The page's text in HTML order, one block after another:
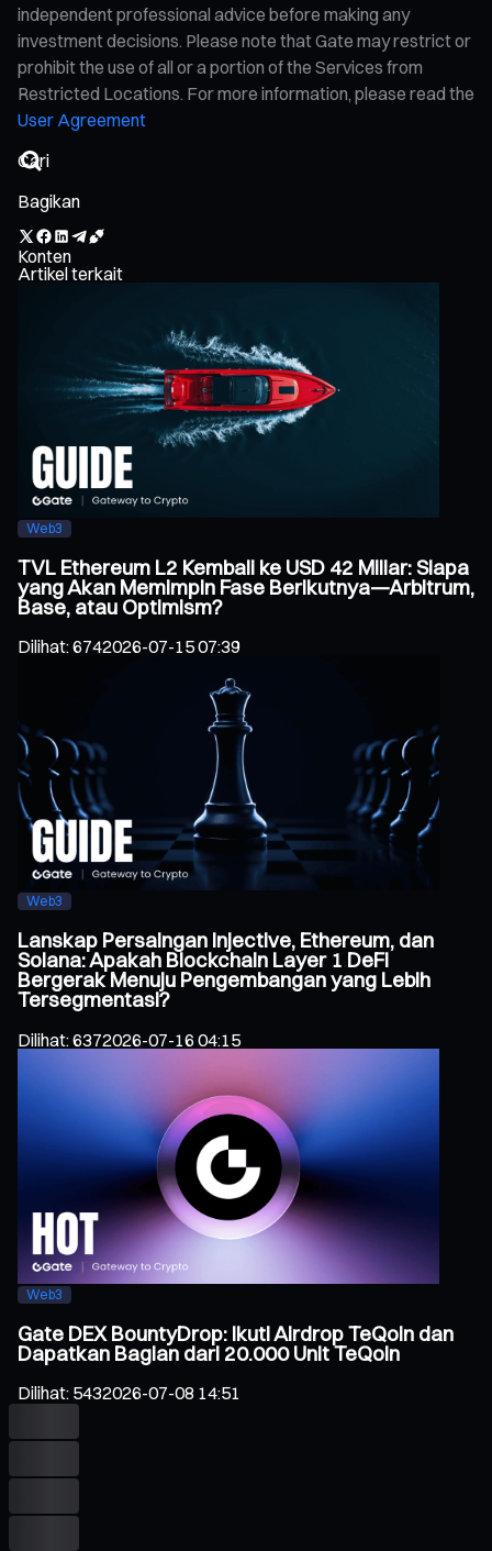
independent professional advice before making any
investment decisions. Please note that Gate may restrict or
prohibit the use of all or a portion of the Services from
Restricted Locations. For more information, please read the
User Agreement
Bagikan
Konten
Artikel terkait
Web3
TVL Ethereum L2 Kembali ke USD 42 Miliar: Siapa
yang Akan Memimpin Fase Berikutnya—Arbitrum,
Base, atau Optimism?
Dilihat:6742026-07-15 07:39
Web3
Lanskap Persaingan Injective, Ethereum, dan
Solana: Apakah Blockchain Layer 1 DeFi
Bergerak Menuju Pengembangan yang Lebih
Tersegmentasi?
Dilihat:6372026-07-16 04:15
Web3
Gate DEX BountyDrop: Ikuti Airdrop TeQoin dan
Dapatkan Bagian dari 20.000 Unit TeQoin
Dilihat: 5432026-07-08 14:51